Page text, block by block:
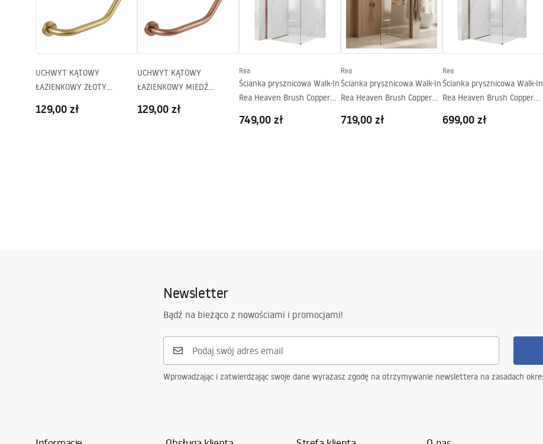
Regulacja ciśnienia:
System Anti-Calc
Powłoka:
PVD
Rozstaw przyłączy:
mm
Gwarancja
24 miesiące
shower_set.pdf
UCHWYT KĄTOWY
ŁAZIENKOWY ZŁOTY
129,00 zł
UCHWYT KĄTOWY
ŁAZIENKOWY MIEDŹ
129,00 zł
Rea
Ścianka prysznicowa Walk-In
Rea Heaven Brush Copper
749,00 zł
Rea
Ścianka prysznicowa Walk-In
Rea Heaven Brush Copper
719,00 zł
Rea
Ścianka prysznicowa Walk-In
Rea Heaven Brush Copper
699,00 zł
Newsletter
Bądź na bieżąco z nowościami i promocjami!
Wprowadzając i zatwierdzając swoje dane wyrażasz zgodę na otrzymywanie newslettera na zasadach